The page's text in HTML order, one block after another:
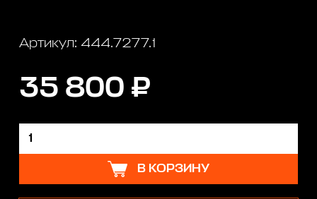
Артикул: 444.7277.1
35 800 ₽
В КОРЗИНУ